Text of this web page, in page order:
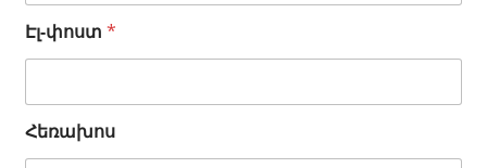
ր
դ
ա
ւ
թ
Էլ-փոստ*
Հեռախոս